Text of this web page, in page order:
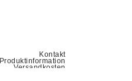
Kontakt
Produktinformation
Versandkosten